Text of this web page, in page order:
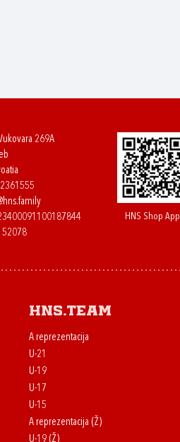
269A
HNS Shop App
HNS.team
A reprezentacija
U-21
U-19
U-17
U-15
A reprezentacija (Ž)
U-19 (Ž)